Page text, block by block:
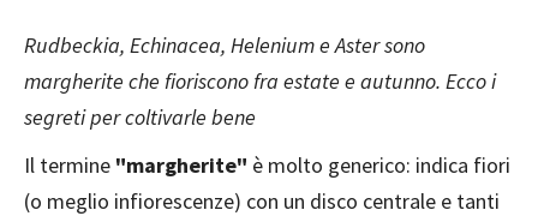
Rudbeckia, Echinacea, Helenium e Aster sono
margherite che fioriscono fra estate e autunno. Ecco i
segreti per coltivarle bene
Il termine "margherite" è molto generico: indica fiori
(o meglio infiorescenze) con un disco centrale e tanti